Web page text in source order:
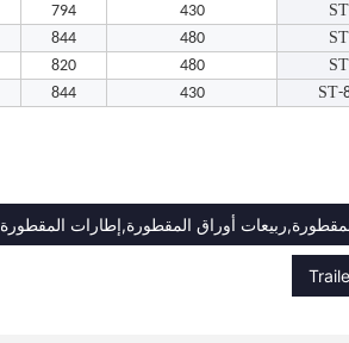
ST
430
794
ST
480
844
ST
480
820
ST-
430
844
أوراق المقطورة,إطارات المقطورة